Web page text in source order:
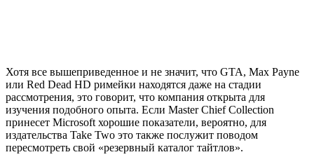
Хотя все вышеприведенное и не значит, что GTA, Max Payne
или Red Dead HD римейки находятся даже на стадии
рассмотрения, это говорит, что компания открыта для
изучения подобного опыта. Если Master Chief Collection
принесет Microsoft хорошие показатели, вероятно, для
издательства Take Two это также послужит поводом
пересмотреть свой «резервный каталог тайтлов».